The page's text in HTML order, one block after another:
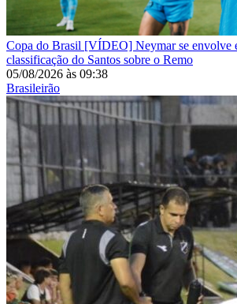
Copa do Brasil [VÍDEO] Neymar se envolve
classificação do Santos sobre o Remo
05/08/2026 às 09:38
Brasileirão